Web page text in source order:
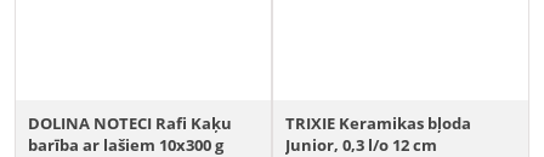
DOLINA NOTECI Rafi Kaķu
barība ar lašiem 10x300 g
TRIXIE Keramikas bļoda
Junior, 0,3 l/o 12 cm